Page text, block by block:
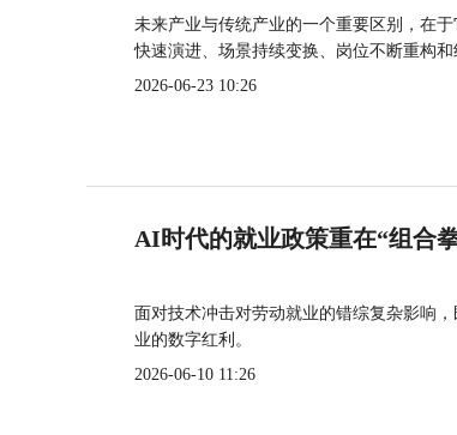
未来产业与传统产业的一个重要区别，在
快速演进、场景持续变换、岗位不断重构和
2026-06-23 10:26
AI时代的就业政策重在“组合
面对技术冲击对劳动就业的错综复杂影响
业的数字红利。
2026-06-10 11:26